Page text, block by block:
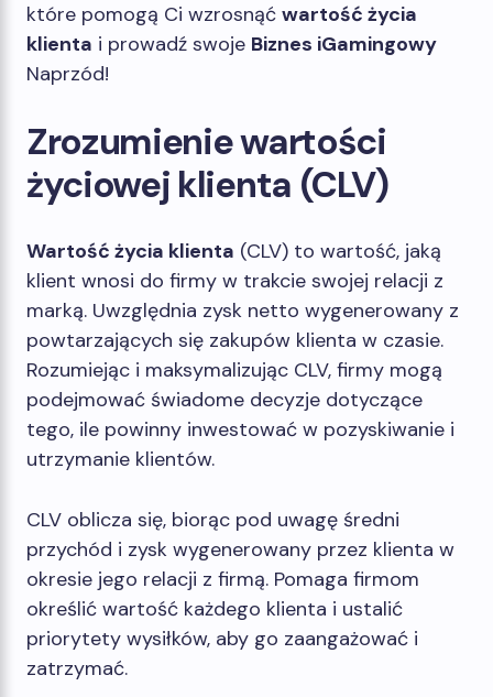
które pomogą Ci wzrosnąć wartość życia
klienta i prowadź swoje Biznes iGamingowy
Naprzód!
Zrozumienie wartości
życiowej klienta (CLV)
Wartość życia klienta (CLV) to wartość, jaką
klient wnosi do firmy w trakcie swojej relacji z
marką. Uwzględnia zysk netto wygenerowany z
powtarzających się zakupów klienta w czasie.
Rozumiejąc i maksymalizując CLV, firmy mogą
podejmować świadome decyzje dotyczące
tego, ile powinny inwestować w pozyskiwanie i
utrzymanie klientów.
CLV oblicza się, biorąc pod uwagę średni
przychód i zysk wygenerowany przez klienta w
okresie jego relacji z firmą. Pomaga firmom
określić wartość każdego klienta i ustalić
priorytety wysiłków, aby go zaangażować i
zatrzymać.